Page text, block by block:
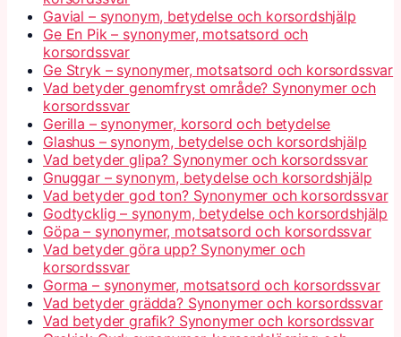
Gavial – synonym, betydelse och korsordshjälp
Ge En Pik – synonymer, motsatsord och
korsordssvar
Ge Stryk – synonymer, motsatsord och korsordssvar
Vad betyder genomfryst område? Synonymer och
korsordssvar
Gerilla – synonymer, korsord och betydelse
Glashus – synonym, betydelse och korsordshjälp
Vad betyder glipa? Synonymer och korsordssvar
Gnuggar – synonym, betydelse och korsordshjälp
Vad betyder god ton? Synonymer och korsordssvar
Godtycklig – synonym, betydelse och korsordshjälp
Göpa – synonymer, motsatsord och korsordssvar
Vad betyder göra upp? Synonymer och
korsordssvar
Gorma – synonymer, motsatsord och korsordssvar
Vad betyder grädda? Synonymer och korsordssvar
Vad betyder grafik? Synonymer och korsordssvar